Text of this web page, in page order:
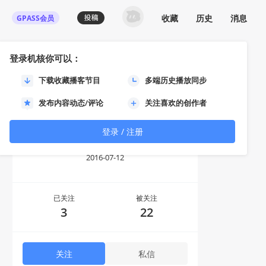
GPASS会员
登录机核你可以：
下载收藏播客节目 多端历史播放同步
发布内容动态/评论 关注喜欢的创作者
登录 / 注册
收藏 历史 消息
独自等待
2016-07-12
已关注
3
被关注
22
关注 私信